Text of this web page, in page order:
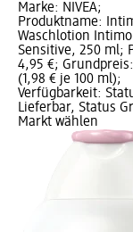
Marke: NIVEA;
Produktname:
Waschlotion Intimo
Sensitive, 250 ml;
4,95 €;
(1,98 € je 100 ml);
Verfügbarkeit:
Lieferbar, Status
Markt wählen